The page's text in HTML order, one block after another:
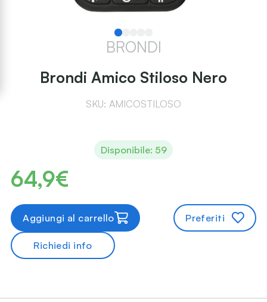
BRONDI
Brondi Amico Stiloso Nero
SKU: AMICOSTILOSO
Disponibile: 59
64,9€
Aggiungi al carrello Preferiti
Richiedi info